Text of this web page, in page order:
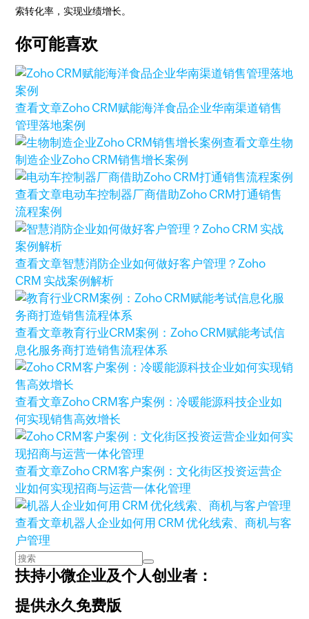
索转化率，实现业绩增长。
你可能喜欢
查看文章Zoho CRM赋能海洋食品企业华南渠道销售
管理落地案例
查看文章生物
制造企业Zoho CRM销售增长案例
查看文章电动车控制器厂商借助Zoho CRM打通销售
流程案例
查看文章智慧消防企业如何做好客户管理？Zoho
CRM 实战案例解析
查看文章教育行业CRM案例：Zoho CRM赋能考试信
息化服务商打造销售流程体系
查看文章Zoho CRM客户案例：冷暖能源科技企业如
何实现销售高效增长
查看文章Zoho CRM客户案例：文化街区投资运营企
业如何实现招商与运营一体化管理
查看文章机器人企业如何用 CRM 优化线索、商机与客
户管理
扶持小微企业及个人创业者：
提供永久免费版